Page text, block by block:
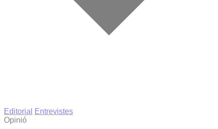
Editorial
Entrevistes
Opinió